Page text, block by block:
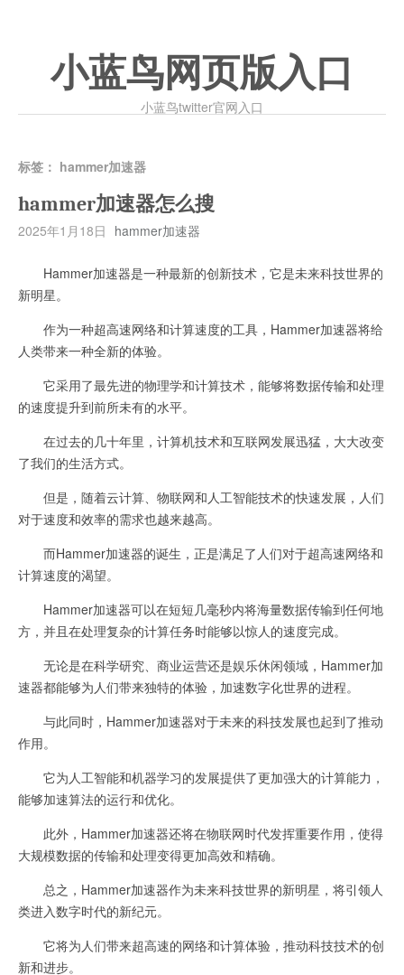
小蓝鸟网页版入口
小蓝鸟twitter官网入口
标签： hammer加速器
hammer加速器怎么搜
2025年1月18日 hammer加速器
Hammer加速器是一种最新的创新技术，它是未来科技世界的
新明星。
作为一种超高速网络和计算速度的工具，Hammer加速器将给
人类带来一种全新的体验。
它采用了最先进的物理学和计算技术，能够将数据传输和处理
的速度提升到前所未有的水平。
在过去的几十年里，计算机技术和互联网发展迅猛，大大改变
了我们的生活方式。
但是，随着云计算、物联网和人工智能技术的快速发展，人们
对于速度和效率的需求也越来越高。
而Hammer加速器的诞生，正是满足了人们对于超高速网络和
计算速度的渴望。
Hammer加速器可以在短短几毫秒内将海量数据传输到任何地
方，并且在处理复杂的计算任务时能够以惊人的速度完成。
无论是在科学研究、商业运营还是娱乐休闲领域，Hammer加
速器都能够为人们带来独特的体验，加速数字化世界的进程。
与此同时，Hammer加速器对于未来的科技发展也起到了推动
作用。
它为人工智能和机器学习的发展提供了更加强大的计算能力，
能够加速算法的运行和优化。
此外，Hammer加速器还将在物联网时代发挥重要作用，使得
大规模数据的传输和处理变得更加高效和精确。
总之，Hammer加速器作为未来科技世界的新明星，将引领人
类进入数字时代的新纪元。
它将为人们带来超高速的网络和计算体验，推动科技技术的创
新和进步。